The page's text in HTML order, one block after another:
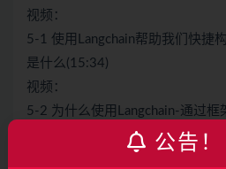
视频：
5-1 使用Langchain帮助我们快捷
是什么(15:34)
视频：
5-2 为什么使用Langchain-通过框
公告！